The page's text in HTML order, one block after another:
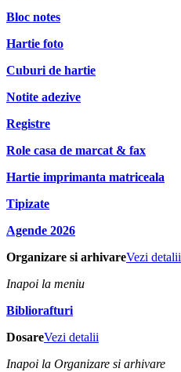
Bloc notes
Hartie foto
Cuburi de hartie
Notite adezive
Registre
Role casa de marcat & fax
Hartie imprimanta matriceala
Tipizate
Agende 2026
Organizare si arhivareVezi detalii
Inapoi la meniu
Bibliorafturi
DosareVezi detalii
Inapoi la Organizare si arhivare